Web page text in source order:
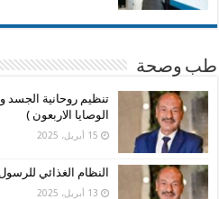
طب وصحة
تنظيم روحانية الجسد
الوصايا الاربعون )
15 أبريل، 2025
النظام الغذائي
13 أبريل، 2025